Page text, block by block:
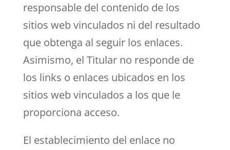
responsable del contenido de los
sitios web vinculados ni del resultado
que obtenga al seguir los enlaces.
Asimismo, el Titular no responde de
los links o enlaces ubicados en los
sitios web vinculados a los que le
proporciona acceso.
El establecimiento del enlace no